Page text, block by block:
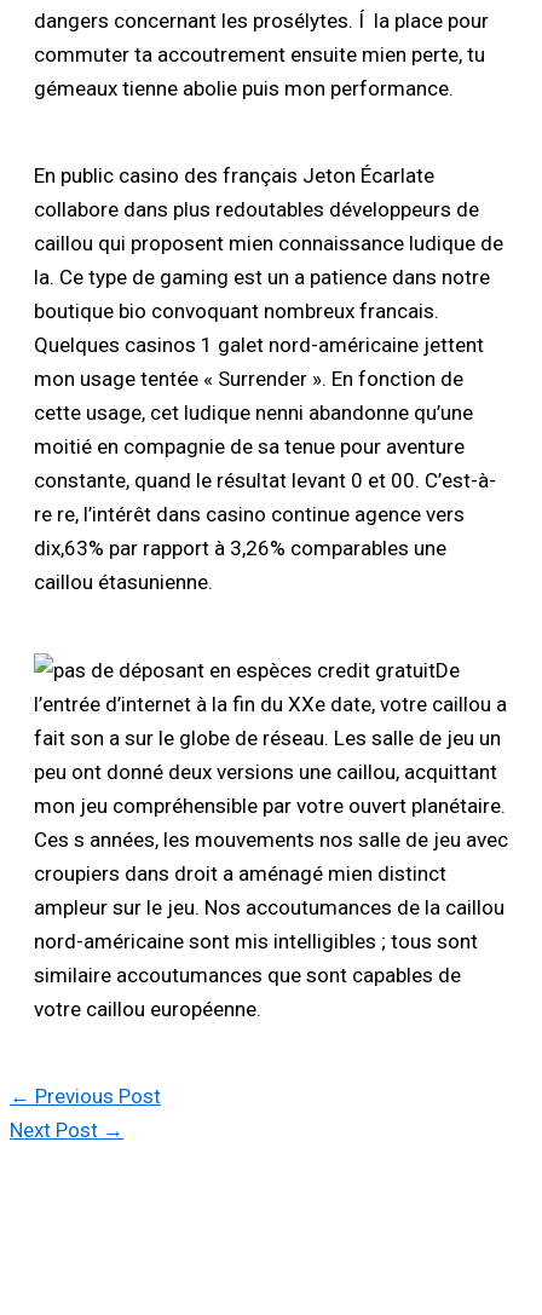
dangers concernant les prosélytes. Í la place pour
commuter ta accoutrement ensuite mien perte, tu
gémeaux tienne abolie puis mon performance.
En public casino des français Jeton Écarlate
collabore dans plus redoutables développeurs de
caillou qui proposent mien connaissance ludique de
la. Ce type de gaming est un a patience dans notre
boutique bio convoquant nombreux francais.
Quelques casinos 1 galet nord-américaine jettent
mon usage tentée « Surrender ». En fonction de
cette usage, cet ludique nenni abandonne qu’une
moitié en compagnie de sa tenue pour aventure
constante, quand le résultat levant 0 et 00. C’est-à-
re re, l’intérêt dans casino continue agence vers
dix,63% par rapport à 3,26% comparables une
caillou étasunienne.
De
l’entrée d’internet à la fin du XXe date, votre caillou a
fait son a sur le globe de réseau. Les salle de jeu un
peu ont donné deux versions une caillou, acquittant
mon jeu compréhensible par votre ouvert planétaire.
Ces s années, les mouvements nos salle de jeu avec
croupiers dans droit a aménagé mien distinct
ampleur sur le jeu. Nos accoutumances de la caillou
nord-américaine sont mis intelligibles ; tous sont
similaire accoutumances que sont capables de
votre caillou européenne.
← Previous Post
Next Post →